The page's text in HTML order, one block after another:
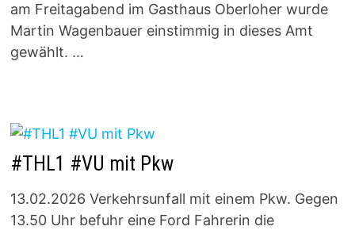
am Freitagabend im Gasthaus Oberloher wurde
Martin Wagenbauer einstimmig in dieses Amt
gewählt. …
#THL1 #VU mit Pkw
13.02.2026 Verkehrsunfall mit einem Pkw. Gegen
13.50 Uhr befuhr eine Ford Fahrerin die